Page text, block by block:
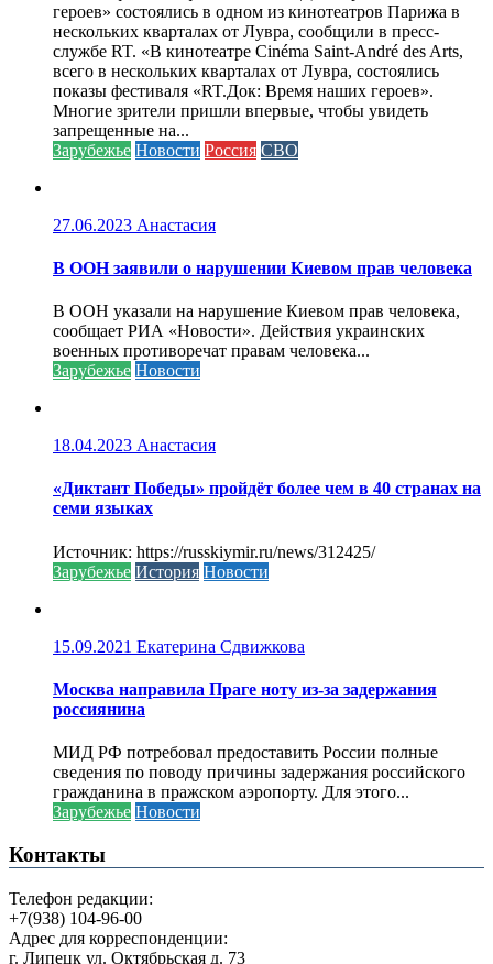
героев» состоялись в одном из кинотеатров Парижа в
нескольких кварталах от Лувра, сообщили в пресс-
службе RT. «В кинотеатре Cinéma Saint-André des Arts,
всего в нескольких кварталах от Лувра, состоялись
показы фестиваля «RT.Док: Время наших героев».
Многие зрители пришли впервые, чтобы увидеть
запрещенные на...
Зарубежье Новости Россия СВО
27.06.2023 Анастасия
В ООН заявили о нарушении Киевом прав человека
В ООН указали на нарушение Киевом прав человека,
сообщает РИА «Новости». Действия украинских
военных противоречат правам человека...
Зарубежье Новости
18.04.2023 Анастасия
«Диктант Победы» пройдёт более чем в 40 странах на
семи языках
Источник: https://russkiymir.ru/news/312425/
Зарубежье История Новости
15.09.2021 Екатерина Сдвижкова
Москва направила Праге ноту из-за задержания
россиянина
МИД РФ потребовал предоставить России полные
сведения по поводу причины задержания российского
гражданина в пражском аэропорту. Для этого...
Зарубежье Новости
Контакты
Телефон редакции:
+7(938) 104-96-00
Адрес для корреспонденции:
г. Липецк ул. Октябрьская д. 73